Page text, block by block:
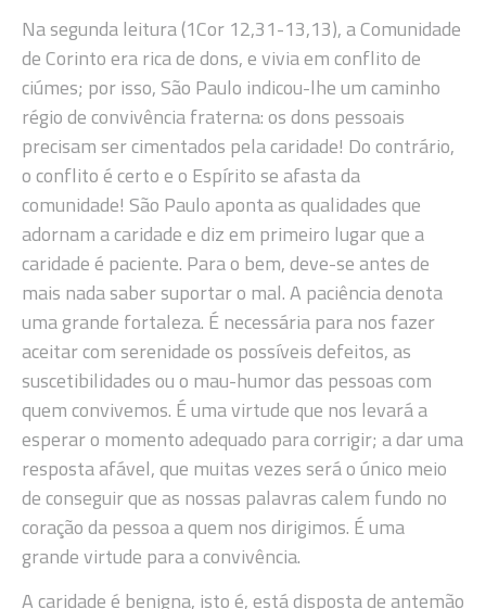
Na segunda leitura (1Cor 12,31-13,13),a Comunidade
de Corinto era rica de dons, e vivia em conflito de
ciúmes; por isso, São Paulo indicou-lhe um caminho
régio de convivência fraterna: os dons pessoais
precisam ser cimentados pela caridade! Do contrário,
o conflito é certo e o Espírito se afasta da
comunidade! São Paulo aponta as qualidades que
adornam a caridade e diz em primeiro lugar que a
caridade é paciente. Para o bem, deve-se antes de
mais nada saber suportar o mal. A paciência denota
uma grande fortaleza. É necessária para nos fazer
aceitar com serenidade os possíveis defeitos, as
suscetibilidades ou o mau-humor das pessoas com
quem convivemos. É uma virtude que nos levará a
esperar o momento adequado para corrigir; a dar uma
resposta afável, que muitas vezes será o único meio
de conseguir que as nossas palavras calem fundo no
coração da pessoa a quem nos dirigimos. É uma
grande virtude para a convivência.
A caridade é benigna, isto é, está disposta de antemão